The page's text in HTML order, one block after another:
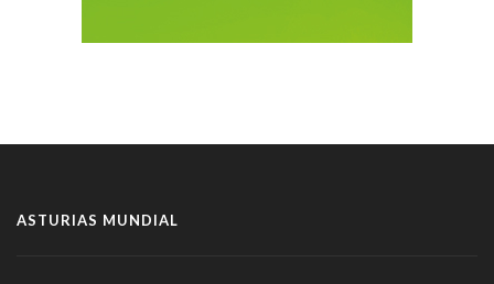
ASTURIAS MUNDIAL